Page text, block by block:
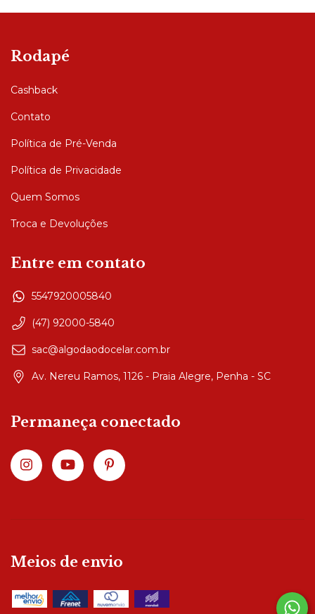
Rodapé
Cashback
Contato
Política de Pré-Venda
Política de Privacidade
Quem Somos
Troca e Devoluções
Entre em contato
5547920005840
(47) 92000-5840
sac@algodaodocelar.com.br
Av. Nereu Ramos, 1126 - Praia Alegre, Penha - SC
Permaneça conectado
Meios de envio